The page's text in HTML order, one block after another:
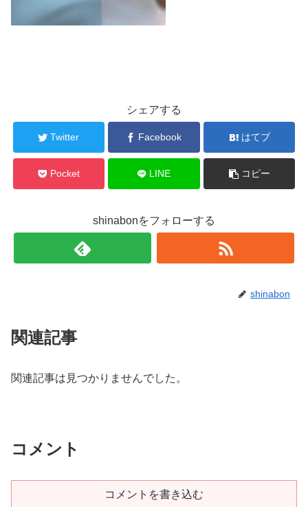
シェアする
Twitter Facebook はてブ
Pocket LINE コピー
shinabonをフォローする
shinabon
関連記事
関連記事は見つかりませんでした。
コメント
コメントを書き込む